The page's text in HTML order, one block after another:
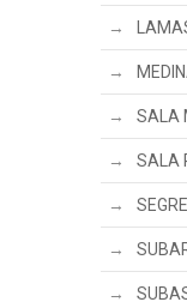
SALA
SALA
SEGRE